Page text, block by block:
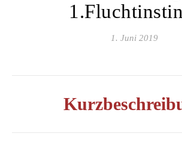
1. Juni 2019